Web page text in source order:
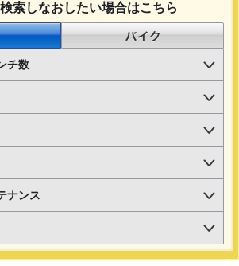
索しなおしたい場合はこちら
自動車
チ数
ナンス